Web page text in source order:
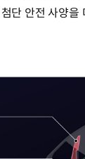
단 안전 사양을